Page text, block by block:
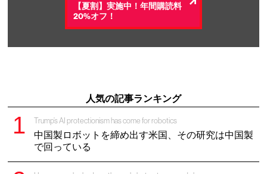
【夏割】実施中！年間購読料
20%オフ！
人気の記事ランキング
Trump’s AI protectionism has come for robotics
中国製ロボットを締め出す米国、その研究は中国製
で回っている